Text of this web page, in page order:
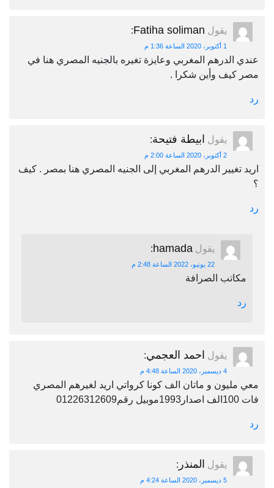
يقول Fatiha soliman
:
1 أكتوبر، 2020 الساعة 1:36 م
عندي الدرهم المغربي وعايزة تغيره بالجنيه المصري هنا في
مصر كيف وأين شكرا .
رد
يقول ابيطة فتيحة:
2 أكتوبر، 2020 الساعة 2:00 م
اريد تغيير الدرهم المغربي إلى الجنيه المصري هنا بمصر . كيف
؟
رد
يقول hamada
:
22 يونيو، 2022 الساعة 2:48 م
مكاتب الصرافة
رد
يقول احمد العجمي:
4 ديسمبر، 2020 الساعة 4:48 م
معي مليون و ماتان الف كونا كرواتي اريد لغيرهم المصري
فات 100الف اصدار1993موبيل رقم01226312609
رد
يقول المنذر :
5 ديسمبر، 2020 الساعة 4:24 م